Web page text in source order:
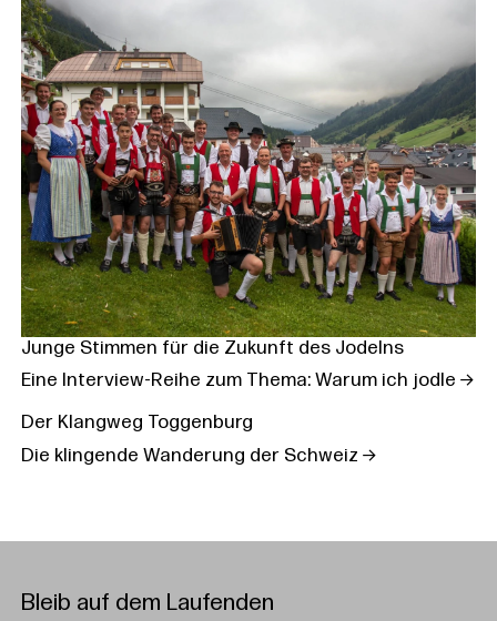
Junge Stimmen für die Zukunft des Jodelns
Eine Interview-Reihe zum Thema: Warum ich jodle
Der Klangweg Toggenburg
Die klingende Wanderung der Schweiz
Bleib auf dem Laufenden